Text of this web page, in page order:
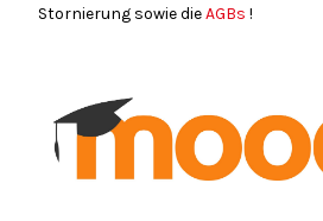
Stornierung sowie dieAGBs !